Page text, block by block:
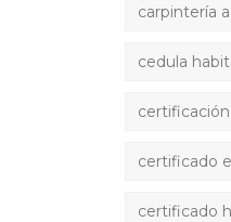
carpintería
cedula
certificado
certificado